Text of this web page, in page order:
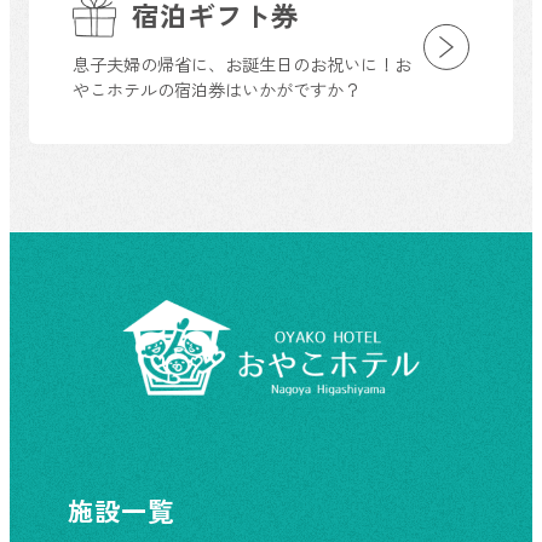
宿泊ギフト券
息子夫婦の帰省に、お誕生日のお祝いに！お
やこホテルの宿泊券はいかがですか？
施設一覧